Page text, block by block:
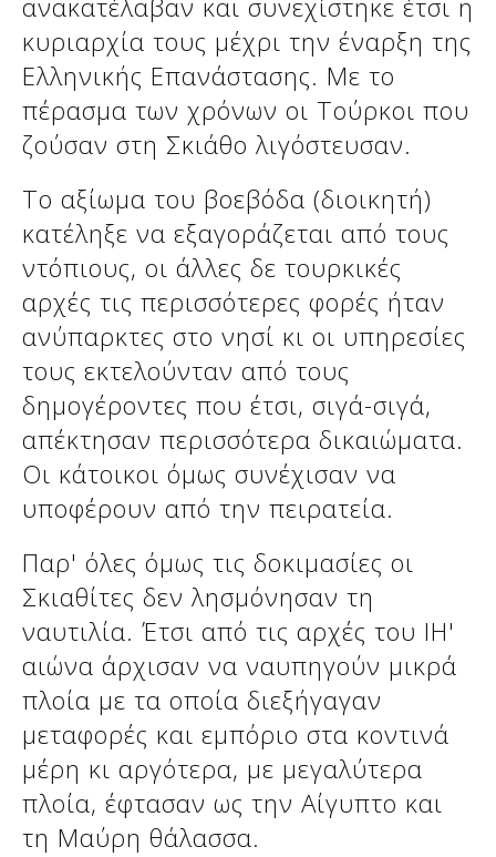
ανακατέλαβαν και συνεχίστηκε έτσι η
κυριαρχία τους μέχρι την έναρξη της
Ελληνικής Επανάστασης. Με το
πέρασμα των χρόνων οι Τούρκοι που
ζούσαν στη Σκιάθο λιγόστευσαν.
Το αξίωμα του βοεβόδα (διοικητή)
κατέληξε να εξαγοράζεται από τους
ντόπιους, οι άλλες δε τουρκικές
αρχές τις περισσότερες φορές ήταν
ανύπαρκτες στο νησί κι οι υπηρεσίες
τους εκτελούνταν από τους
δημογέροντες που έτσι, σιγά-σιγά,
απέκτησαν περισσότερα δικαιώματα.
Οι κάτοικοι όμως συνέχισαν να
υποφέρουν από την πειρατεία.
Παρ' όλες όμως τις δοκιμασίες οι
Σκιαθίτες δεν λησμόνησαν τη
ναυτιλία. Έτσι από τις αρχές του ΙΗ'
αιώνα άρχισαν να ναυπηγούν μικρά
πλοία με τα οποία διεξήγαγαν
μεταφορές και εμπόριο στα κοντινά
μέρη κι αργότερα, με μεγαλύτερα
πλοία, έφτασαν ως την Αίγυπτο και
τη Μαύρη θάλασσα.